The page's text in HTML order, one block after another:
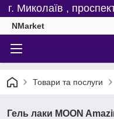
г. Миколаїв ,
NMarket
Товари та послуги
Гель лаки MOON